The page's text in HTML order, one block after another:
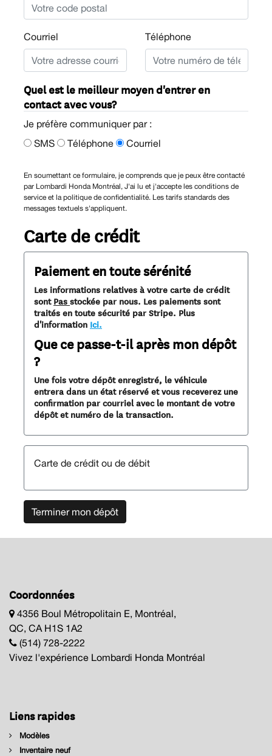
Courriel Téléphone
Quel est le meilleur moyen d'entrer en
contact avec vous?
Je préfère communiquer par :
SMS
Téléphone Courriel
En soumettant ce formulaire, je comprends que je peux être contacté
par Lombardi Honda Montréal, J'ai lu et j'accepte les conditions de
service et la politique de confidentialité. Les tarifs standards des
messages textuels s'appliquent.
Carte de crédit
Paiement en toute sérénité
Les informations relatives à votre carte de crédit
sont Pas stockée par nous. Les paiements sont
traités en toute sécurité par Stripe. Plus
d'information Ici.
Que ce passe-t-il après mon dépôt
?
Une fois votre dépôt enregistré, le véhicule
entrera dans un état réservé et vous receverez une
confirmation par courriel avec le montant de votre
dépôt et numéro de la transaction.
Carte de crédit ou de débit
Terminer mon dépôt
Coordonnées
4356 Boul Métropolitain E, Montréal,
QC, CA H1S 1A2
(514) 728-2222
Vivez l'expérience Lombardi Honda Montréal
Liens rapides
Modèles
Inventaire neuf